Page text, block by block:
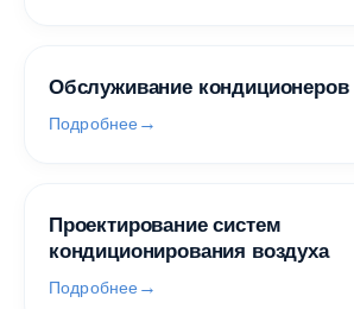
Обслуживание кондиционеров
Подробнее
Проектирование систем
кондиционирования воздуха
Подробнее